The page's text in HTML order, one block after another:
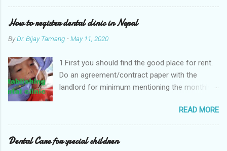
teachers,
How to register dental clinic in Nepal
ByDr. Bijay Tamang -May 11, 2020
1.First you should find the good place for rent.
Do an agreement/contract paper with the
landlord for minimum mentioning the monthly
documents of a doctors, dental hygienist and
staffs. Make an Appointment paper (niyukti
patra) of all those staffs. certificates of all
those staffs and citizenship should be
READ MORE
Dental Care for special children